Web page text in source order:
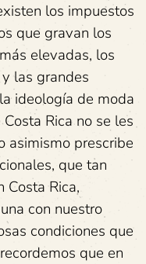
los impuestos
que gravan los
elevadas, los
las grandes
ideología de moda
Rica no se les
asimismo prescribe
que tan
Costa Rica,
con nuestro
condiciones que
que en